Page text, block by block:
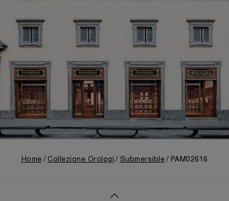
Home Collezione Orologi Submersible PAM02616